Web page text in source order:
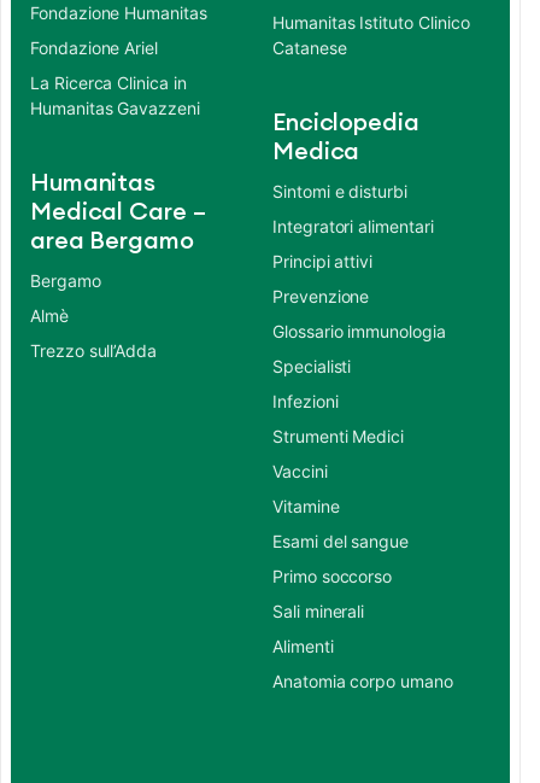
Fondazione Humanitas
Fondazione Ariel
La Ricerca Clinica in
Humanitas Gavazzeni
Humanitas
Medical Care –
area Bergamo
Bergamo
Almè
Trezzo sull’Adda
Humanitas Istituto Clinico
Catanese
Enciclopedia
Medica
Sintomi e disturbi
Integratori alimentari
Principi attivi
Prevenzione
Glossario immunologia
Specialisti
Infezioni
Strumenti Medici
Vaccini
Vitamine
Esami del sangue
Primo soccorso
Sali minerali
Alimenti
Anatomia corpo umano